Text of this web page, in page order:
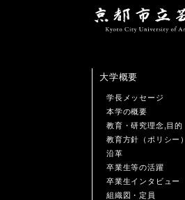
大学概要
学長メッセージ
本学の概要
教育・研究理念,目的
教育方針（ポリシー）
沿革
卒業生等の活躍
卒業生インタビュー
組織図・定員